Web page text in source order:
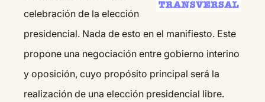
celebración de la elección
presidencial. Nada de esto en el manifiesto. Este
propone una negociación entre gobierno interino
y oposición, cuyo propósito principal será la
realización de una elección presidencial libre.